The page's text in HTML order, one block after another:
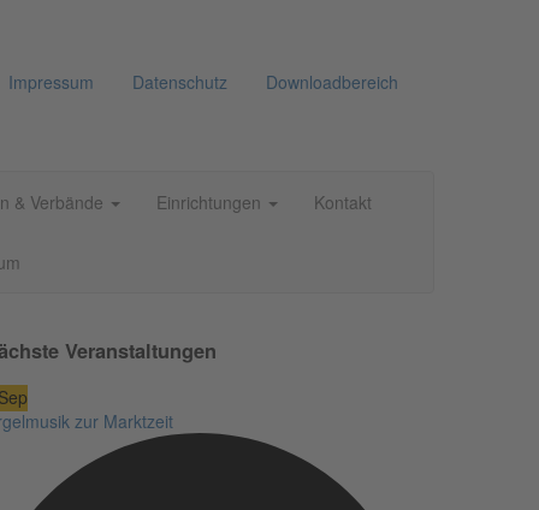
Impressum Datenschutz Downloadbereich
& Verbände Einrichtungen Kontakt
Veranstaltungen
Sep
zur Marktzeit